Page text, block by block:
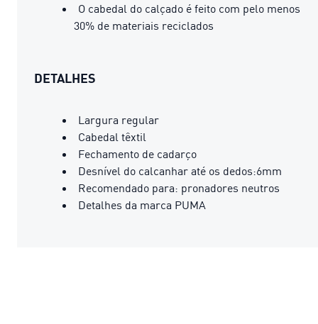
O cabedal do calçado é feito com pelo menos
30% de materiais reciclados
DETALHES
Largura regular
Cabedal têxtil
Fechamento de cadarço
Desnível do calcanhar até os dedos:6mm
Recomendado para: pronadores neutros
Detalhes da marca PUMA